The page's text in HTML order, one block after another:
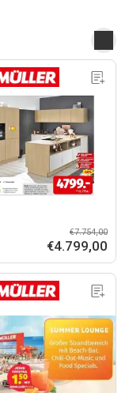
€7.754,00
€4.799,00